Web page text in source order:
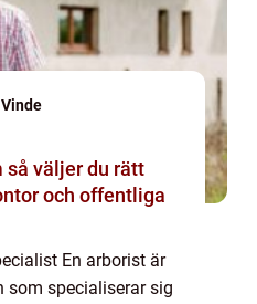
och offentliga
En arborist är
som specialiserar sig